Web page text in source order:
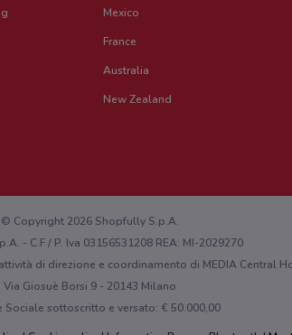
Mexico
France
Australia
New Zealand
© Copyright 2026 Shopfully S.p.A.
- C.F / P. Iva 03156531208 REA: MI-2029270
di direzione e coordinamento di MEDIA Central
Via Giosuè Borsi 9 - 20143 Milano
Sociale sottoscritto e versato: € 50.000,00